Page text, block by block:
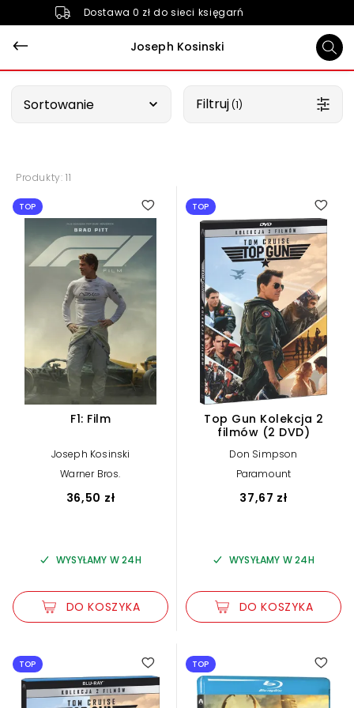
Dostawa 0 zł do sieci księgarń
Joseph Kosinski
Sortowanie Filtruj (1)
Produkty: 11
TOP 1.00
F1: Film
Joseph Kosinski
Warner Bros.
36,50 zł
WYSYŁAMY W 24H
DO KOSZYKA
TOP 5.00
Top Gun Kolekcja 2
filmów (2 DVD)
Don Simpson
Paramount
37,67 zł
WYSYŁAMY W 24H
DO KOSZYKA
TOP TOP